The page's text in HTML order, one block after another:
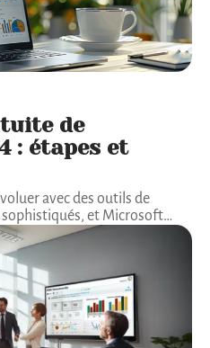
de
: étapes et
avec des outils de
et Microsoft…